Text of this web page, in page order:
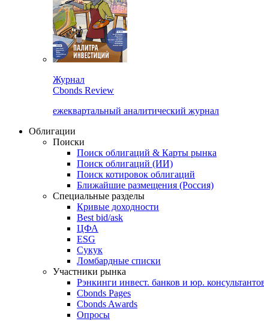
Журнал
Cbonds Review
ежеквартальный аналитический журнал
Облигации
Поиски
Поиск облигаций & Карты рынка
Поиск облигаций (ИИ)
Поиск котировок облигаций
Ближайшие размещения (Россия)
Специальные разделы
Кривые доходности
Best bid/ask
ЦФА
ESG
Сукук
Ломбардные списки
Участники рынка
Рэнкинги инвест. банков и юр.
Cbonds Pages
Cbonds Awards
Опросы